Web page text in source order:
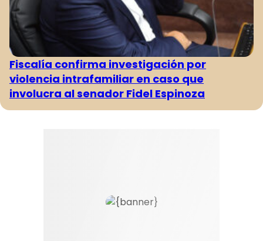
Fiscalía confirma investigación por
violencia intrafamiliar en caso que
involucra al senador Fidel Espinoza